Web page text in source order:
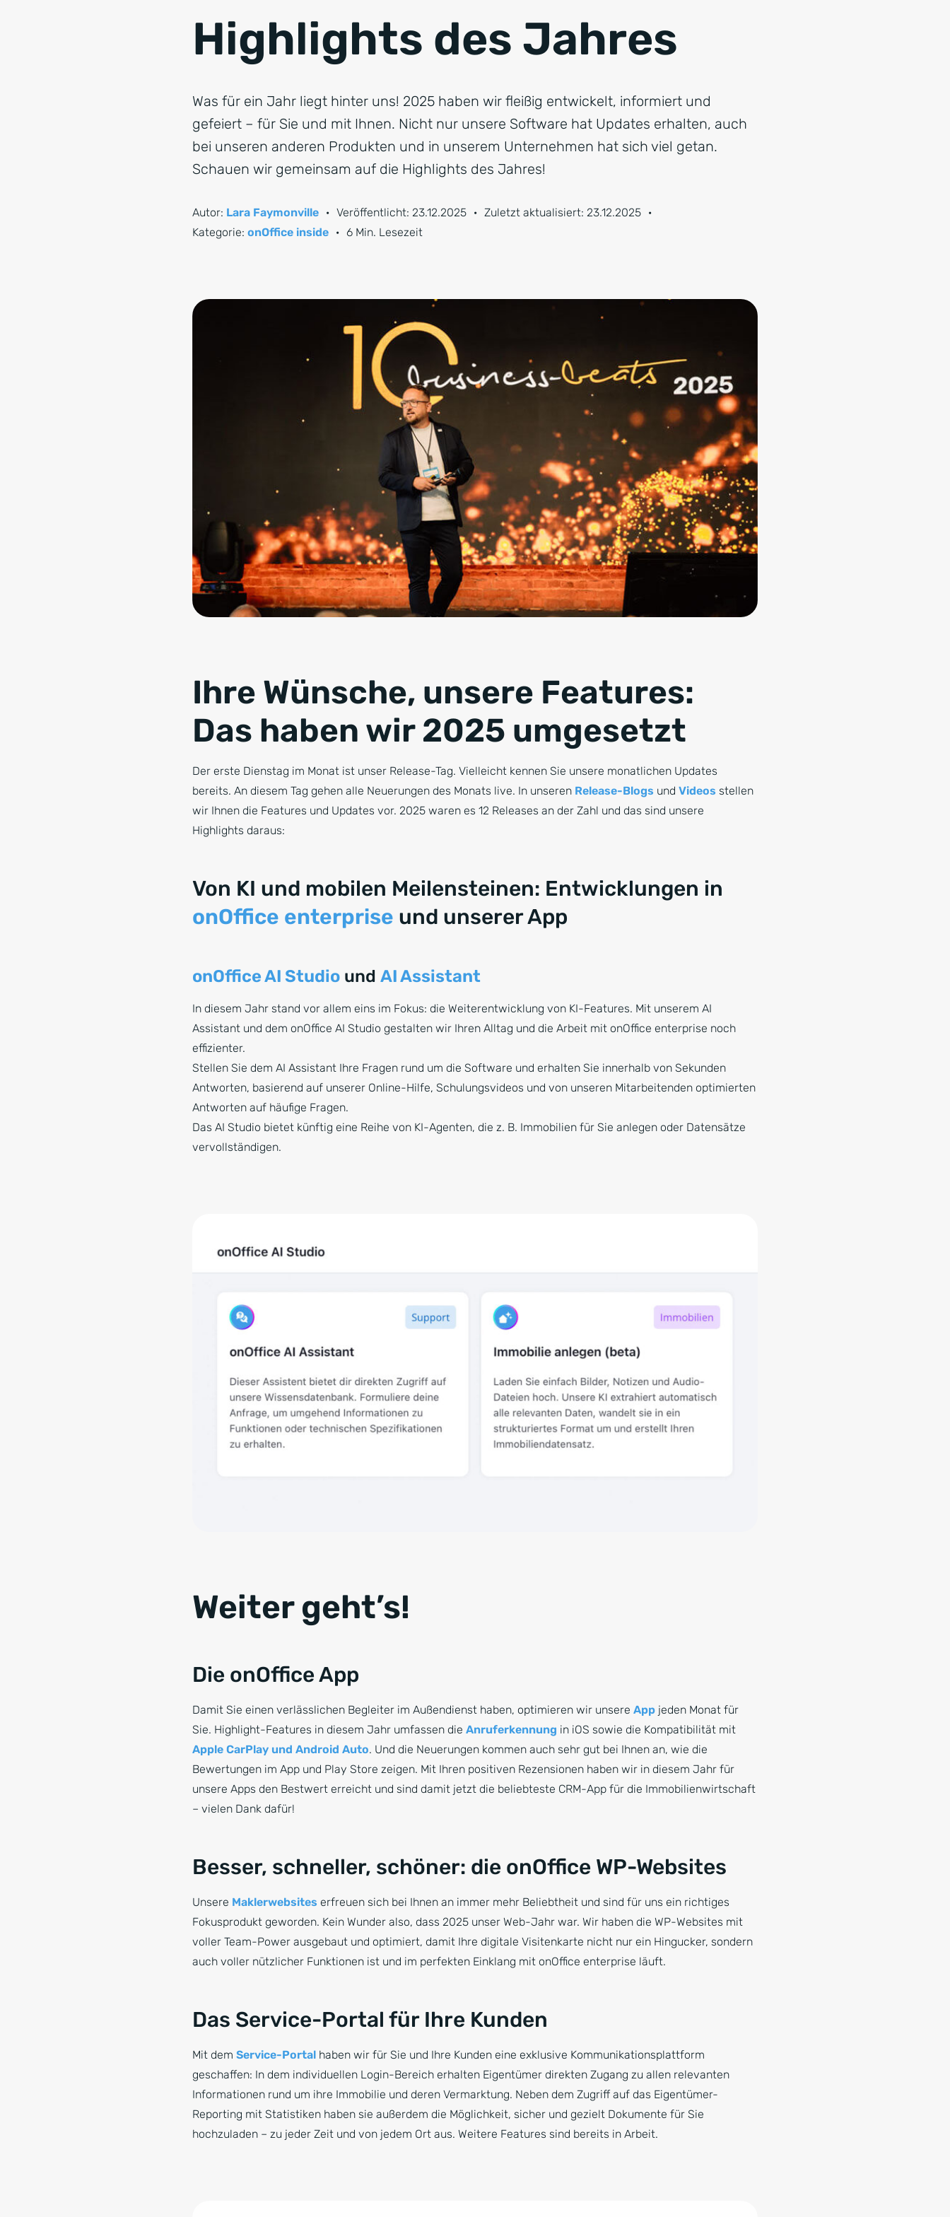
Highlights des Jahres
Was für ein Jahr liegt hinter uns! 2025 haben wir fleißig entwickelt, informiert und
gefeiert – für Sie und mit Ihnen. Nicht nur unsere Software hat Updates erhalten, auch
bei unseren anderen Produkten und in unserem Unternehmen hat sich viel getan.
Schauen wir gemeinsam auf die Highlights des Jahres!
Autor: Lara Faymonville · Veröffentlicht: 23.12.2025 · Zuletzt aktualisiert: 23.12.2025 ·
Kategorie: onOffice inside · 6 Min. Lesezeit
Ihre Wünsche, unsere Features:
Das haben wir 2025 umgesetzt
Der erste Dienstag im Monat ist unser Release-Tag. Vielleicht kennen Sie unsere monatlichen Updates
bereits. An diesem Tag gehen alle Neuerungen des Monats live. In unseren Release-Blogs und Videos stellen
wir Ihnen die Features und Updates vor. 2025 waren es 12 Releases an der Zahl und das sind unsere
Highlights daraus:
Von KI und mobilen Meilensteinen: Entwicklungen in
onOffice enterprise und unserer App
onOffice AI Studio und AI Assistant
In diesem Jahr stand vor allem eins im Fokus: die Weiterentwicklung von KI-Features. Mit unserem AI
Assistant und dem onOffice AI Studio gestalten wir Ihren Alltag und die Arbeit mit onOffice enterprise noch
effizienter.
Stellen Sie dem AI Assistant Ihre Fragen rund um die Software und erhalten Sie innerhalb von Sekunden
Antworten, basierend auf unserer Online-Hilfe, Schulungsvideos und von unseren Mitarbeitenden optimierten
Antworten auf häufige Fragen.
Das AI Studio bietet künftig eine Reihe von KI-Agenten, die z. B. Immobilien für Sie anlegen oder Datensätze
vervollständigen.
Weiter geht’s!
Die onOffice App
Damit Sie einen verlässlichen Begleiter im Außendienst haben, optimieren wir unsere App jeden Monat für
Sie. Highlight-Features in diesem Jahr umfassen die Anruferkennung in iOS sowie die Kompatibilität mit
Apple CarPlay und Android Auto. Und die Neuerungen kommen auch sehr gut bei Ihnen an, wie die
Bewertungen im App und Play Store zeigen. Mit Ihren positiven Rezensionen haben wir in diesem Jahr für
unsere Apps den Bestwert erreicht und sind damit jetzt die beliebteste CRM-App für die Immobilienwirtschaft
– vielen Dank dafür!
Besser, schneller, schöner: die onOffice WP-Websites
Unsere Maklerwebsites erfreuen sich bei Ihnen an immer mehr Beliebtheit und sind für uns ein richtiges
Fokusprodukt geworden. Kein Wunder also, dass 2025 unser Web-Jahr war. Wir haben die WP-Websites mit
voller Team-Power ausgebaut und optimiert, damit Ihre digitale Visitenkarte nicht nur ein Hingucker, sondern
auch voller nützlicher Funktionen ist und im perfekten Einklang mit onOffice enterprise läuft.
Das Service-Portal für Ihre Kunden
Mit dem Service-Portal haben wir für Sie und Ihre Kunden eine exklusive Kommunikationsplattform
geschaffen: In dem individuellen Login-Bereich erhalten Eigentümer direkten Zugang zu allen relevanten
Informationen rund um ihre Immobilie und deren Vermarktung. Neben dem Zugriff auf das Eigentümer-
Reporting mit Statistiken haben sie außerdem die Möglichkeit, sicher und gezielt Dokumente für Sie
hochzuladen – zu jeder Zeit und von jedem Ort aus. Weitere Features sind bereits in Arbeit.